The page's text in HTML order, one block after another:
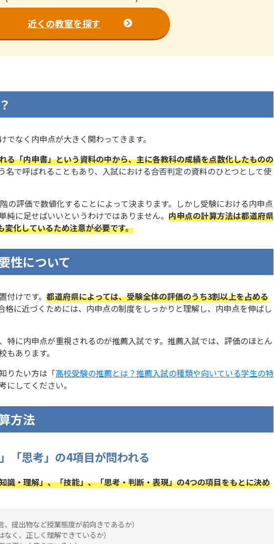
近くの教室を探す
なく内申点が大きく関わってきます。
る「内申書」という資料の中から、主に各教科の成績を点数化したものの
名で呼ばれることもあり、入試における合否判定の資料のひとつとして使
の評価で数値化することによって決まります。しかし受験における内申点
に足せばいいというわけではありません。 内申点の計算方法は都道府県
変化しているため注意が必要です。
性について
けです。 都道府県によっては、受験全体の評価のうち3割以上を占める
格に近づくためには、内申点の制度をしっかりと理解し、内申点を伸ばし
特に内申点が重視されるのが推薦入試です。推薦入試では、評価のほとん
あります。
りたい方は「高校受験の推薦とは？推薦入試の種類や向いている学生の特
にしてください。
方法
「思考」の4項目が問われる
識・理解」、「技能」、「思考・判断・表現」の4つの項目をもとに決め
提出物など授業態度が前向きであるか）
く、正しく理解できているか）